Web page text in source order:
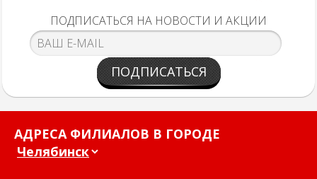
ПОДПИСАТЬСЯ НА НОВОСТИ И АКЦИИ
ПОДПИСАТЬСЯ
АДРЕСА ФИЛИАЛОВ В ГОРОДЕ